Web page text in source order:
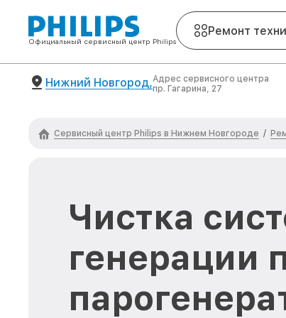
Официальный сервисный центр Philips
Ремонт
Нижний Новгород,Адрес сервисного центра
пр. Гагарина, 27
Сервисный центр Philips в Нижнем Новгороде /
Чистка
генерации